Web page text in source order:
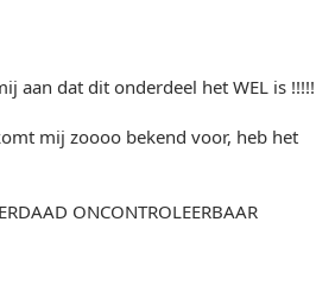
aan dat dit onderdeel het WEL is !!!!!
mij zoooo bekend voor, heb het
ONCONTROLEERBAAR